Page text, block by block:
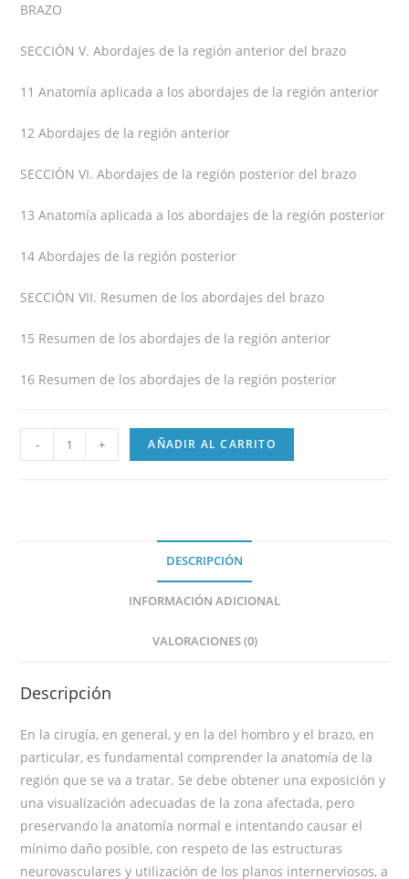
BRAZO
SECCIÓN V. Abordajes de la región anterior del brazo
11 Anatomía aplicada a los abordajes de la región anterior
12 Abordajes de la región anterior
SECCIÓN VI. Abordajes de la región posterior del brazo
13 Anatomía aplicada a los abordajes de la región posterior
14 Abordajes de la región posterior
SECCIÓN VII. Resumen de los abordajes del brazo
15 Resumen de los abordajes de la región anterior
16 Resumen de los abordajes de la región posterior
- + AÑADIR AL CARRITO
DESCRIPCIÓN
INFORMACIÓN ADICIONAL
VALORACIONES (0)
Descripción
En la cirugía, en general, y en la del hombro y el brazo, en
particular, es fundamental comprender la anatomía de la
región que se va a tratar. Se debe obtener una exposición y
una visualización adecuadas de la zona afectada, pero
preservando la anatomía normal e intentando causar el
mínimo daño posible, con respeto de las estructuras
neurovasculares y utilización de los planos internerviosos, a